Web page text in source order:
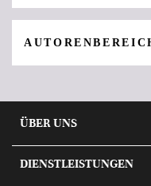
ÜBER UNS
DIENSTLEISTUNGEN